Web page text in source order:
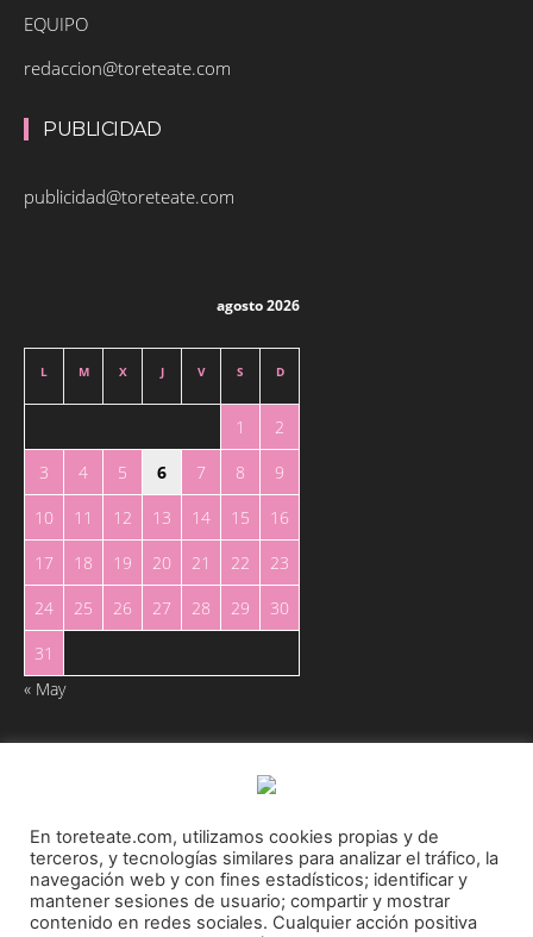
EQUIPO
redaccion@toreteate.com
PUBLICIDAD
publicidad@toreteate.com
agosto 2026
L M X J V S D
1
2
3
4 5 6 7 8
9
10
11 12 13 14 15
16
17
18 19 20 21 22
23
24
25 26 27 28 29
30
31
« May
Toreteate Ⓒ 2023. Todos los derechos reservados
Diseñado porWelow Marketing
En toreteate.com, utilizamos cookies propias y de
terceros, y tecnologías similares para analizar el tráfico, la
navegación web y con fines estadísticos; identificar y
mantener sesiones de usuario; compartir y mostrar
contenido en redes sociales. Cualquier acción positiva